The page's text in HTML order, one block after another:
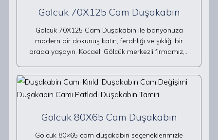
Gölcük 70X125 Cam Duşakabin
Gölcük 70X125 Cam Duşakabin ile banyonuza
modern bir dokunuş katın, ferahlığı ve şıklığı bir
arada yaşayın. Kocaeli Gölcük merkezli firmamız,…
Gölcük 80X65 Cam Duşakabin
Gölcük 80×65 cam duşakabin seçeneklerimizle